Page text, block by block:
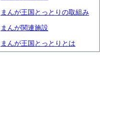
まんが王国とっとりの取組み
まんが関連施設
まんが王国とっとりとは